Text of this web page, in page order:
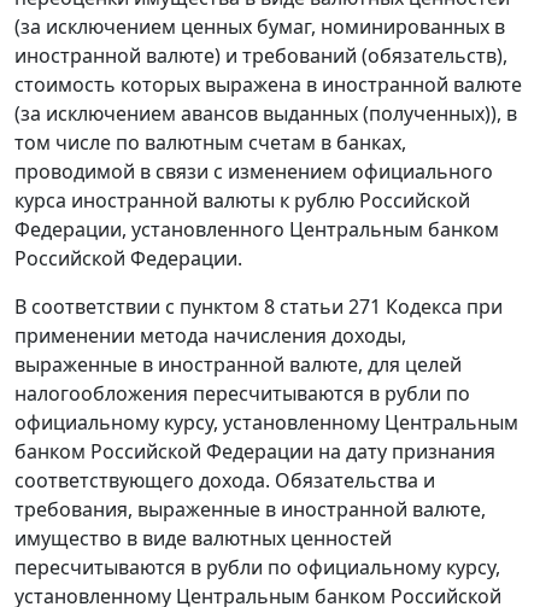
(за исключением ценных бумаг, номинированных в
иностранной валюте) и требований (обязательств),
стоимость которых выражена в иностранной валюте
(за исключением авансов выданных (полученных)), в
том числе по валютным счетам в банках,
проводимой в связи с изменением официального
курса иностранной валюты к рублю Российской
Федерации, установленного Центральным банком
Российской Федерации.
В соответствии с пунктом 8 статьи 271 Кодекса при
применении метода начисления доходы,
выраженные в иностранной валюте, для целей
налогообложения пересчитываются в рубли по
официальному курсу, установленному Центральным
банком Российской Федерации на дату признания
соответствующего дохода. Обязательства и
требования, выраженные в иностранной валюте,
имущество в виде валютных ценностей
пересчитываются в рубли по официальному курсу,
установленному Центральным банком Российской